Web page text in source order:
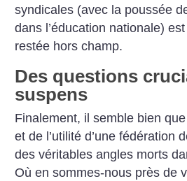
syndicales (avec la poussée
dans l’éducation nationale)
restée hors champ.
Des questions
suspens
Finalement, il semble bien
et de l’utilité d’une fédération
des véritables angles morts
Où en sommes-nous près de